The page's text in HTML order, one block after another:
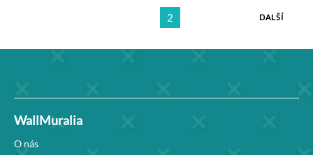
2 DALŠÍ
WallMuralia
O nás